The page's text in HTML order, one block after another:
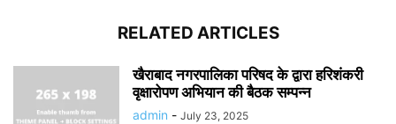
RELATED ARTICLES
खैराबाद नगरपालिका परिषद के द्वारा हरिशंकरी
वृक्षारोपण अभियान की बैठक सम्पन्न
admin - July 23, 2025